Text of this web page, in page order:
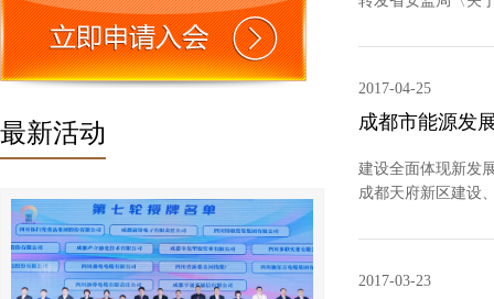
最新活动
2017-04-25
成都市能源发
建设全面体现新发
成都天府新区建设
2017-03-23